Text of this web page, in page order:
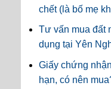
chết (là bố mẹ
Tư vấn mua đất
dụng tại Yên
Giấy chứng
hạn, có nên